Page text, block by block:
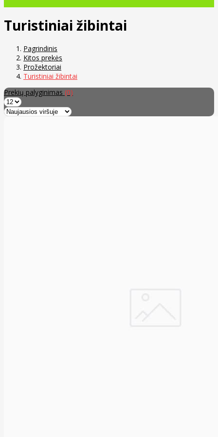
Turistiniai žibintai
Pagrindinis
Kitos prekės
Prožektoriai
Turistiniai žibintai
Prekių palyginimas (0)